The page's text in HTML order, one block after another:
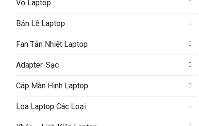
Vỏ Laptop
Bản Lề Laptop
Fan Tản Nhiệt Laptop
Adapter-Sạc
Cáp Màn Hình Laptop
Loa Laptop Các Loại